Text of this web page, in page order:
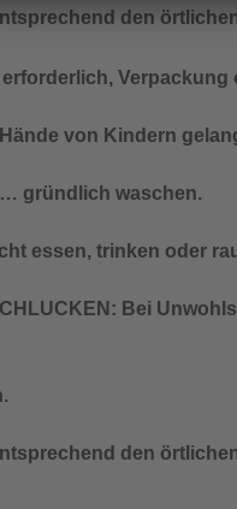
den
erforderlich,
von Kindern
gründlich waschen.
essen, trinken oder
Bei
den